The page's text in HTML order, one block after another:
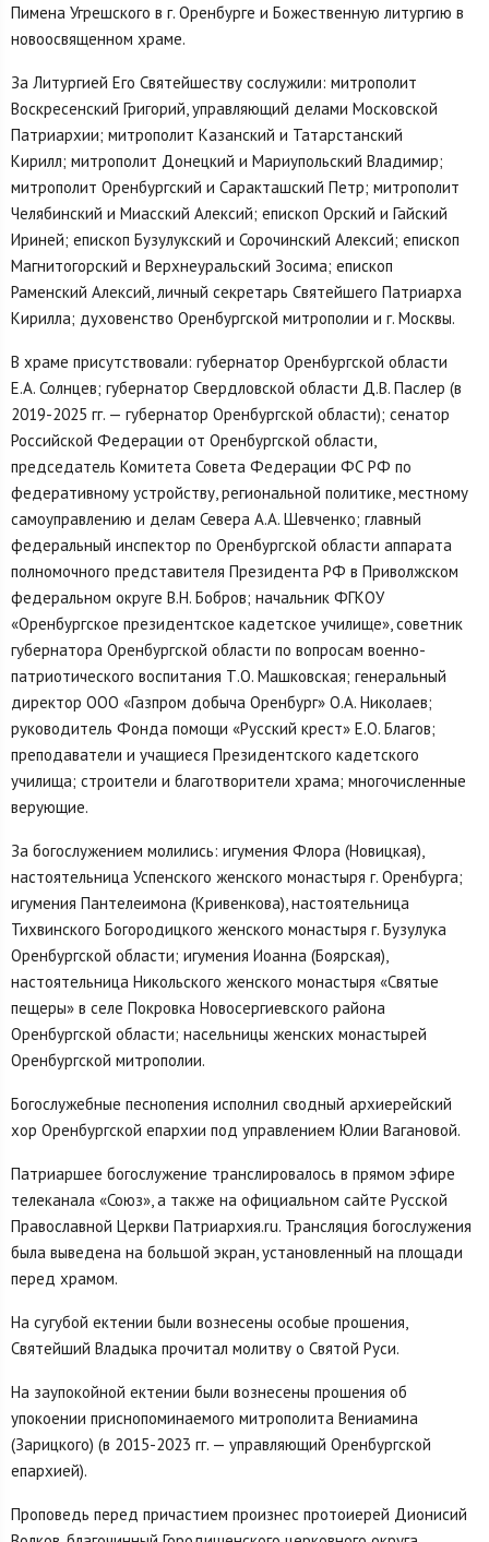
Пимена Угрешского в г. Оренбурге и Божественную литургию в
новоосвященном храме.
За Литургией Его Святейшеству сослужили: митрополит
Воскресенский Григорий, управляющий делами Московской
Патриархии; митрополит Казанский и Татарстанский
Кирилл; митрополит Донецкий и Мариупольский Владимир;
митрополит Оренбургский и Саракташский Петр; митрополит
Челябинский и Миасский Алексий; епископ Орский и Гайский
Ириней; епископ Бузулукский и Сорочинский Алексий; епископ
Магнитогорский и Верхнеуральский Зосима; епископ
Раменский Алексий, личный секретарь Святейшего Патриарха
Кирилла; духовенство Оренбургской митрополии и г. Москвы.
В храме присутствовали: губернатор Оренбургской области
Е.А. Солнцев; губернатор Свердловской области Д.В. Паслер (в
2019-2025 гг. — губернатор Оренбургской области); сенатор
Российской Федерации от Оренбургской области,
председатель Комитета Совета Федерации ФС РФ по
федеративному устройству, региональной политике, местному
самоуправлению и делам Севера А.А. Шевченко; главный
федеральный инспектор по Оренбургской области аппарата
полномочного представителя Президента РФ в Приволжском
федеральном округе В.Н. Бобров; начальник ФГКОУ
«Оренбургское президентское кадетское училище», советник
губернатора Оренбургской области по вопросам военно-
патриотического воспитания Т.О. Машковская; генеральный
директор ООО «Газпром добыча Оренбург» О.А. Николаев;
руководитель Фонда помощи «Русский крест» Е.О. Благов;
преподаватели и учащиеся Президентского кадетского
училища; строители и благотворители храма; многочисленные
верующие.
За богослужением молились: игумения Флора (Новицкая),
настоятельница Успенского женского монастыря г. Оренбурга;
игумения Пантелеимона (Кривенкова), настоятельница
Тихвинского Богородицкого женского монастыря г. Бузулука
Оренбургской области; игумения Иоанна (Боярская),
настоятельница Никольского женского монастыря «Святые
пещеры» в селе Покровка Новосергиевского района
Оренбургской области; насельницы женских монастырей
Оренбургской митрополии.
Богослужебные песнопения исполнил сводный архиерейский
хор Оренбургской епархии под управлением Юлии Вагановой.
Патриаршее богослужение транслировалось в прямом эфире
телеканала «Союз», а также на официальном сайте Русской
Православной Церкви Патриархия.ru. Трансляция богослужения
была выведена на большой экран, установленный на площади
перед храмом.
На сугубой ектении были вознесены особые прошения,
Святейший Владыка прочитал молитву о Святой Руси.
На заупокойной ектении были вознесены прошения об
упокоении приснопоминаемого митрополита Вениамина
(Зарицкого) (в 2015-2023 гг. — управляющий Оренбургской
епархией).
Проповедь перед причастием произнес протоиерей Дионисий